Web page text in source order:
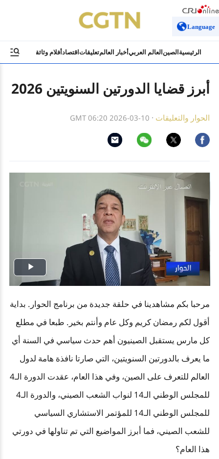
Language
الرئيسية الصين العالم العربيأخبار العالمتعليقات اقتصادأفلام وثائقية ثقافة
أبرز قضايا الدورتين السنويتين 2026
الحوار والتعليقات ·
GMT 06:20 2026-03-10
Play
مرحبا بكم مشاهدينا في حلقة جديدة من برنامج الحوار. بداية
أقول لكم رمضان كريم وكل عام وأنتم بخير. طبعا في مطلع
كل مارس يستقبل الصينيون أهم حدث سياسي في السنة أي
ما يعرف بالدورتين السنويتين، التي صارتا نافذة هامة لدول
العالم للتعرف على الصين، وفي هذا العام، عقدت الدورة الـ4
للمجلس الوطني الـ14 لنواب الشعب الصيني، والدورة الـ4
للمجلس الوطني الـ14 للمؤتمر الاستشاري السياسي
للشعب الصيني، فما أبرز المواضيع التي تم تناولها في دورتي
هذا العام؟